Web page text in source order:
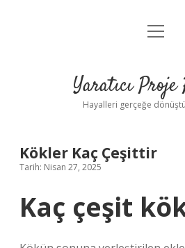
Anasayfa
Yasal Uyarı
menüyü
Yaratıcı Proje
Hayalleri gerçeğe
Kökler Kaç Çeşittir
Tarih: Nisan 27, 2025
Kaç çeşit